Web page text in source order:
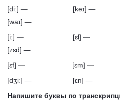
[diː] —
[waɪ] —
[iː] — [ɛl]
[zɛd] —
[ɛf] — [ɛm] —
[dʒiː] — [ɛn] —
Напишите буквы по